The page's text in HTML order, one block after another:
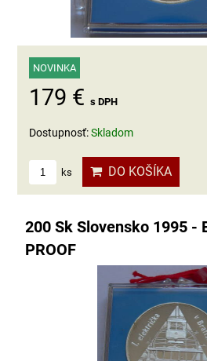
NOVINKA
179 € s DPH
Dostupnosť:Skladom
ks DO KOŠÍKA
200 Sk Slovensko 1995 -
PROOF